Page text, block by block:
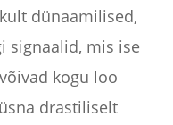
dünaamilised,
signaalid, mis ise
kogu loo
drastiliselt